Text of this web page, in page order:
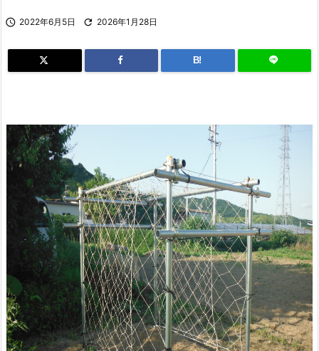
 2022年6月5日  2026年1月28日
B!